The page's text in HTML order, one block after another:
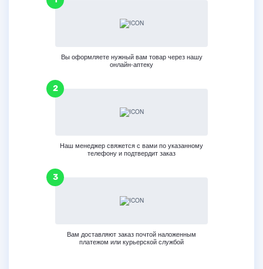
Вы оформляете нужный вам товар через нашу
онлайн-аптеку
Наш менеджер свяжется с вами по указанному
телефону и подтвердит заказ
Вам доставляют заказ почтой наложенным
платежом или курьерской службой